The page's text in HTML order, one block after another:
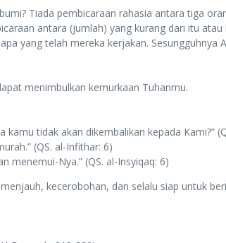
Tiada pembicaraan rahasia antara tiga
antara (jumlah) yang kurang dari itu
yang telah mereka kerjakan. Sesungguhnya
menimbulkan kemurkaan Tuhanmu.
tidak akan dikembalikan kepada Kami?”
(QS. al-Infithar: 6)
menemui-Nya.” (QS. al-Insyiqaq: 6)
kecerobohan, dan selalu siap untuk